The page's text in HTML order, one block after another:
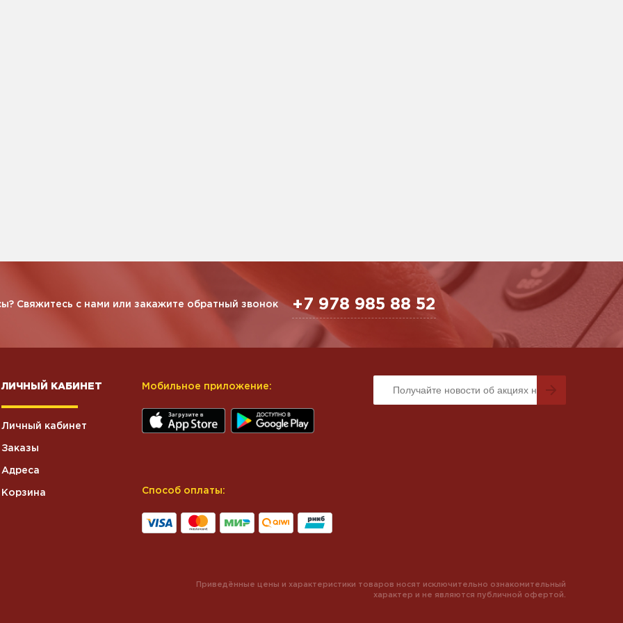
Свяжитесь с нами или закажите обратный звонок +7 978 985 88 52
ЛИЧНЫЙ КАБИНЕТ
Личный кабинет
Заказы
Адреса
Корзина
Мобильное приложение:
Способ оплаты:
Приведённые цены и характеристики товаров носят исключительно ознакомительный
характер и не являются публичной офертой.